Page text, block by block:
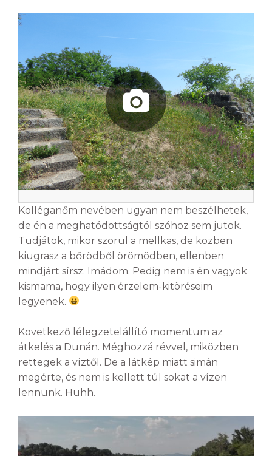
Kolléganőm nevében ugyan nem beszélhetek,
de én a meghatódottságtól szóhoz sem jutok.
Tudjátok, mikor szorul a mellkas, de közben
kiugrasz a bőrödből örömödben, ellenben
mindjárt sírsz. Imádom. Pedig nem is én vagyok
kismama, hogy ilyen érzelem-kitöréseim
legyenek.
Következő lélegzetelállító momentum az
átkelés a Dunán. Méghozzá révvel, miközben
rettegek a víztől. De a látkép miatt simán
megérte, és nem is kellett túl sokat a vízen
lennünk. Huhh.